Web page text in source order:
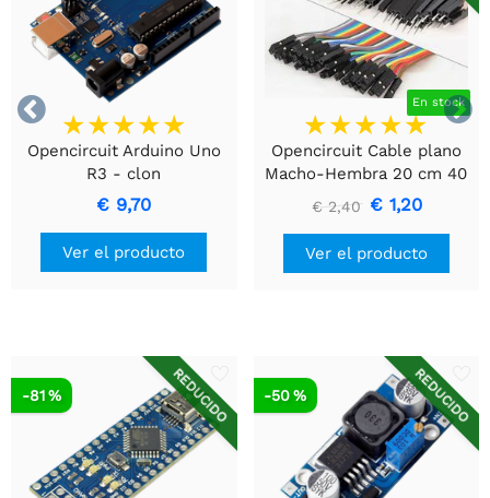


Opencircuit Arduino Uno
R3 - clon
€ 9,70
Ver el producto
En stock
Opencircuit Cable plano
Macho-Hembra 20 cm 40
piezas
€ 2,40 € 1,20
Ver el producto
REDUCIDO
-81 % REDUCIDO
-50 %